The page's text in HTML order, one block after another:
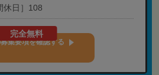
休日］108
完全無料
集要項を確認する